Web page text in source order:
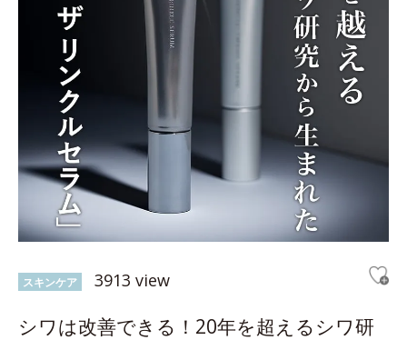
スキンケア 3913 view
シワは改善できる！20年を超えるシワ研